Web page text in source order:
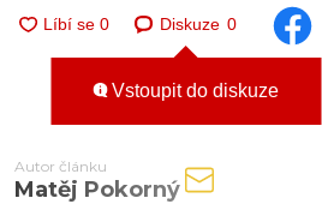
Diskuze 0
Vstoupit do diskuze
Autor článku
Matěj Pokorný